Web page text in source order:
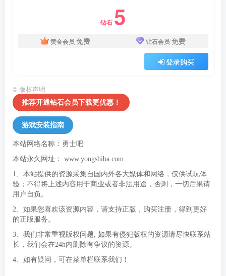
钻石 5
黄金会员 免费 钻石会员 免费
登录购买
© 版权声明
推荐开通钻石会员下载更优惠！
游戏安装指南
本站网络名称：勇士吧
本站永久网址： www.yongshiba.com
1、本站提供的资源采集自国内外各大媒体和网络，仅供试玩体
验；不得将上述内容用于商业或者非法用途，否则，一切后果请
用户自负。
2、如果您喜欢该资源内容，请支持正版，购买注册，得到更好
的正版服务。
3、我们非常重视版权问题, 如果有侵犯版权的资源请尽快联系站
长，我们会在24h内删除有争议的资源。
4、如有疑问，可在菜单栏联系我们！